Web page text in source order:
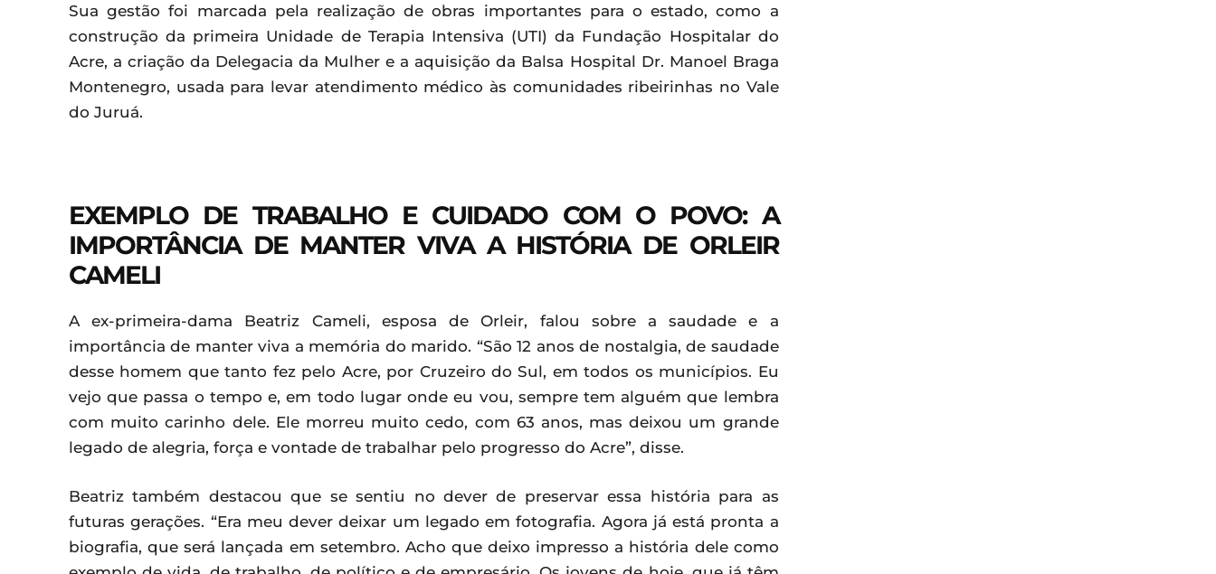
Sua gestão foi marcada pela realização de obras importantes para o estado, como a
construção da primeira Unidade de Terapia Intensiva (UTI) da Fundação Hospitalar do
Acre, a criação da Delegacia da Mulher e a aquisição da Balsa Hospital Dr. Manoel Braga
Montenegro, usada para levar atendimento médico às comunidades ribeirinhas no Vale
do Juruá.
EXEMPLO DE TRABALHO E CUIDADO COM O POVO: A
IMPORTÂNCIA DE MANTER VIVA A HISTÓRIA DE ORLEIR
CAMELI
A ex-primeira-dama Beatriz Cameli, esposa de Orleir, falou sobre a saudade e a
importância de manter viva a memória do marido. “São 12 anos de nostalgia, de saudade
desse homem que tanto fez pelo Acre, por Cruzeiro do Sul, em todos os municípios. Eu
vejo que passa o tempo e, em todo lugar onde eu vou, sempre tem alguém que lembra
com muito carinho dele. Ele morreu muito cedo, com 63 anos, mas deixou um grande
legado de alegria, força e vontade de trabalhar pelo progresso do Acre”, disse.
Beatriz também destacou que se sentiu no dever de preservar essa história para as
futuras gerações. “Era meu dever deixar um legado em fotografia. Agora já está pronta a
biografia, que será lançada em setembro. Acho que deixo impresso a história dele como